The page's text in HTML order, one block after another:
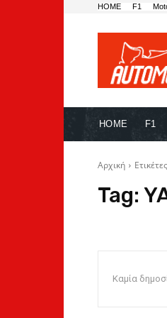
HOME F1
HOME F1
Αρχική Ετικέτες
Tag:
Καμία